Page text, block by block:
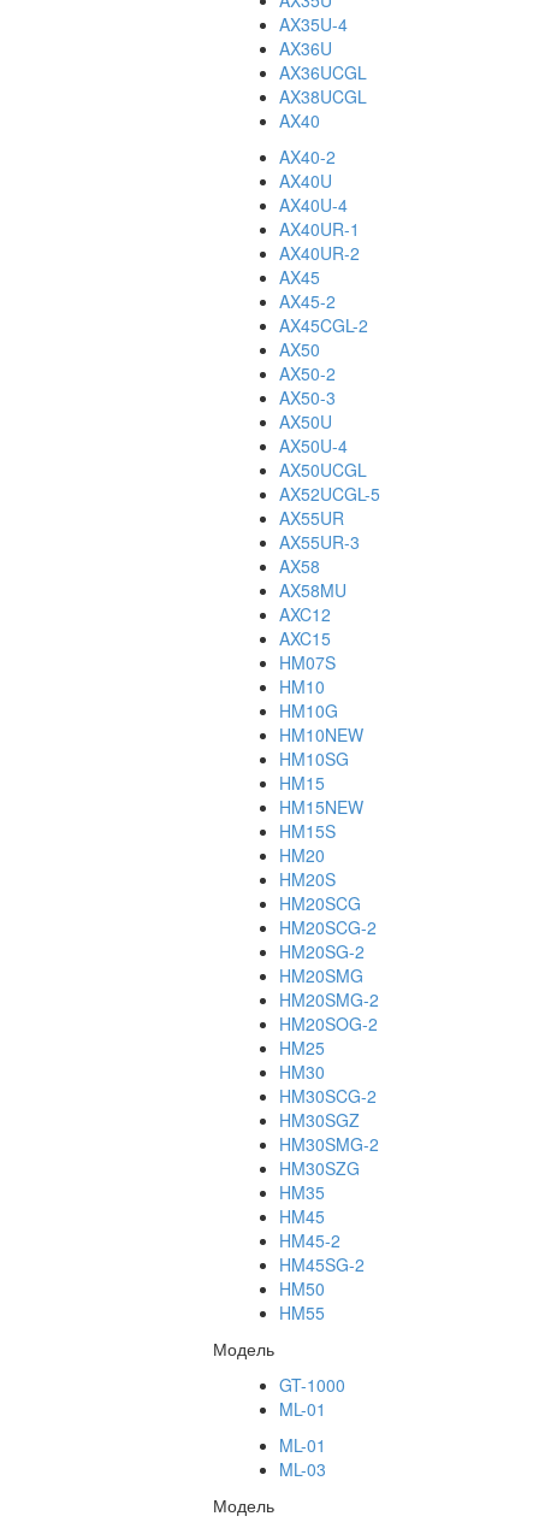
AX35U-4
AX36U
AX36UCGL
AX38UCGL
AX40
AX40-2
AX40U
AX40U-4
AX40UR-1
AX40UR-2
AX45
AX45-2
AX45CGL-2
AX50
AX50-2
AX50-3
AX50U
AX50U-4
AX50UCGL
AX52UCGL-5
AX55UR
AX55UR-3
AX58
AX58MU
AXC12
AXC15
HM07S
HM10
HM10G
HM10NEW
HM10SG
HM15
HM15NEW
HM15S
HM20
HM20S
HM20SCG
HM20SCG-2
HM20SG-2
HM20SMG
HM20SMG-2
HM20SOG-2
HM25
HM30
HM30SCG-2
HM30SGZ
HM30SMG-2
HM30SZG
HM35
HM45
HM45-2
HM45SG-2
HM50
HM55
Модель
GT-1000
ML-01
ML-01
ML-03
Модель